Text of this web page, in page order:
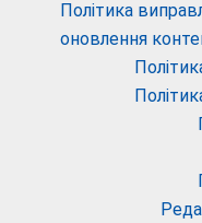
Політика
оновлення